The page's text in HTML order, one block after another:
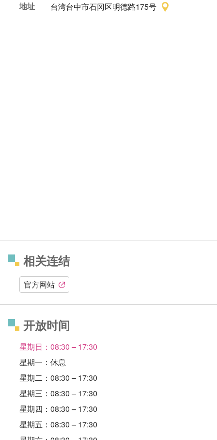
地址
台湾台中市石冈区明德路175号
相关连结
官方网站
开放时间
星期日：08:30 – 17:30
星期一：休息
星期二：08:30 – 17:30
星期三：08:30 – 17:30
星期四：08:30 – 17:30
星期五：08:30 – 17:30